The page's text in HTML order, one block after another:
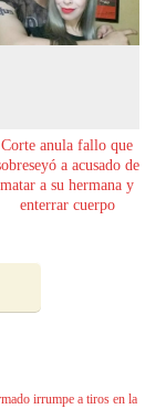
Corte anula fallo que
a acusado de
matar a su hermana y
enterrar cuerpo
irrumpe a tiros en la